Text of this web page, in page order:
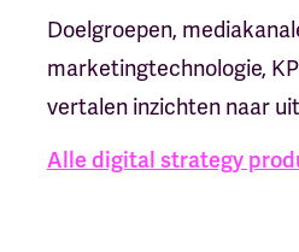
Doelgroepen,
marketingtechnologie,
vertalen inzichten naar
Alle digital strategy